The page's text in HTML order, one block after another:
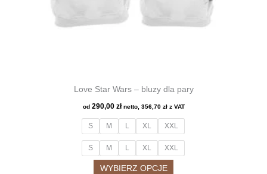
Love Star Wars – bluzy dla pary
od 290,00 zł netto, 356,70 złz VAT
S M L XL XXL
S M L XL XXL
WYBIERZ OPCJE